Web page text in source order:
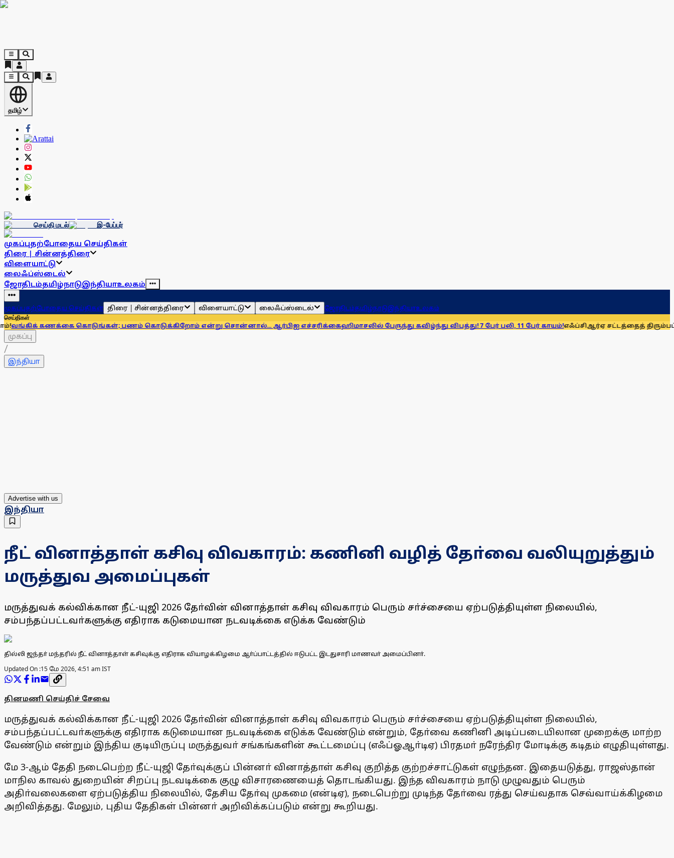
தமிழ்
செய்தி மடல் இ-பேப்பர்
முகப்புதற்போதைய செய்திகள்
திரை | சின்னத்திரை
விளையாட்டு
லைஃப்ஸ்டைல்
ஜோதிடம்தமிழ்நாடுஇந்தியாஉலகம்
முகப்புதற்போதைய செய்திகள் திரை | சின்னத்திரை விளையாட்டு லைஃப்ஸ்டைல் ஜோதிடம்தமிழ்நாடுஇந்தியாஉலகம்
செய்திகள்
கொடுங்கள்; பணம் கொடுக்கிறோம் என்று சொன்னால்... ஆர்பிஐ எச்சரிக்கைஹிமாசலில் பேருந்து கவிழ்ந்து விபத்து! 7 பேர் பலி, 11 பேர் காயம்!எஃப்சிஆர்ஏ சட்டத்தைத் திரும்பப் பெறுக:
முகப்பு
/
இந்தியா
Advertise with us
இந்தியா
நீட் வினாத்தாள் கசிவு விவகாரம்: கணினி வழித் தோ்வை வலியுறுத்தும்
மருத்துவ அமைப்புகள்
மருத்துவக் கல்விக்கான நீட்-யுஜி 2026 தோ்வின் வினாத்தாள் கசிவு விவகாரம் பெரும் சா்ச்சையை ஏற்படுத்தியுள்ள நிலையில்,
சம்பந்தப்பட்டவா்களுக்கு எதிராக கடுமையான நடவடிக்கை எடுக்க வேண்டும்
தில்லி ஜந்தா் மந்தரில் நீட் வினாத்தாள் கசிவுக்கு எதிராக வியாழக்கிழமை ஆா்ப்பாட்டத்தில் ஈடுபட்ட இடதுசாரி மாணவா் அமைப்பினா்.
Updated On :15 மே 2026, 4:51 am IST
தினமணி செய்திச் சேவை
மருத்துவக் கல்விக்கான நீட்-யுஜி 2026 தோ்வின் வினாத்தாள் கசிவு விவகாரம் பெரும் சா்ச்சையை ஏற்படுத்தியுள்ள நிலையில்,
சம்பந்தப்பட்டவா்களுக்கு எதிராக கடுமையான நடவடிக்கை எடுக்க வேண்டும் என்றும், தோ்வை கணினி அடிப்படையிலான முறைக்கு மாற்ற
வேண்டும் என்றும் இந்திய குடியிருப்பு மருத்துவா் சங்கங்களின் கூட்டமைப்பு (எஃப்ஓஆா்டிஏ) பிரதமா் நரேந்திர மோடிக்கு கடிதம் எழுதியுள்ளது.
மே 3-ஆம் தேதி நடைபெற்ற நீட்-யுஜி தோ்வுக்குப் பின்னா் வினாத்தாள் கசிவு குறித்த குற்றச்சாட்டுகள் எழுந்தன. இதையடுத்து, ராஜஸ்தான்
மாநில காவல் துறையின் சிறப்பு நடவடிக்கை குழு விசாரணையைத் தொடங்கியது. இந்த விவகாரம் நாடு முழுவதும் பெரும்
அதிா்வலைகளை ஏற்படுத்திய நிலையில், தேசிய தோ்வு முகமை (என்டிஏ), நடைபெற்று முடிந்த தோ்வை ரத்து செய்வதாக செவ்வாய்க்கிழமை
அறிவித்தது. மேலும், புதிய தேதிகள் பின்னா் அறிவிக்கப்படும் என்று கூறியது.